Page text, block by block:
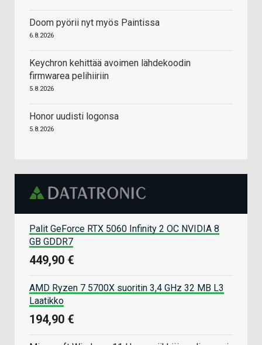
Doom pyörii nyt myös Paintissa
6.8.2026
Keychron kehittää avoimen lähdekoodin
firmwarea pelihiiriin
5.8.2026
Honor uudisti logonsa
5.8.2026
Palit GeForce RTX 5060 Infinity 2 OC NVIDIA 8
GB GDDR7
449,90 €
AMD Ryzen 7 5700X suoritin 3,4 GHz 32 MB L3
Laatikko
194,90 €